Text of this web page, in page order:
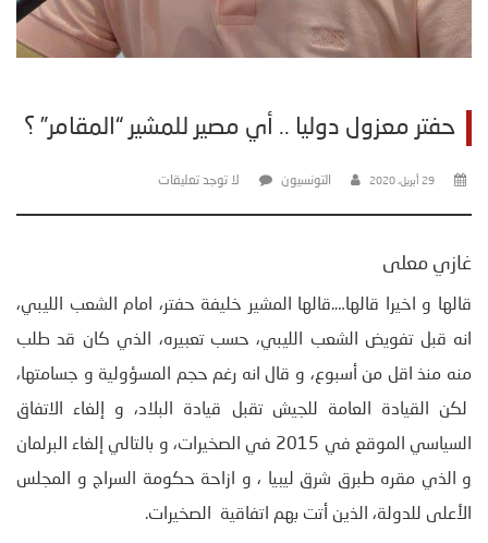
حفتر معزول دوليا .. أي مصير للمشير “المقامر” ؟
29 أبريل، 2020 التونسيون لا توجد تعليقات
غازي معلى
قالها و اخيرا قالها….قالها المشير خليفة حفتر، امام الشعب الليبي،
انه قبل تفويض الشعب الليبي، حسب تعبيره، الذي كان قد طلب
منه منذ اقل من أسبوع، و قال انه رغم حجم المسؤولية و جسامتها،
لكن القيادة العامة للجيش تقبل قيادة البلاد، و إلغاء الاتفاق
السياسي الموقع في 2015 في الصخيرات، و بالتالي إلغاء البرلمان
و الذي مقره طبرق شرق ليبيا ، و ازاحة حكومة السراج و المجلس
الأعلى للدولة، الذين أتت بهم اتفاقية الصخيرات.